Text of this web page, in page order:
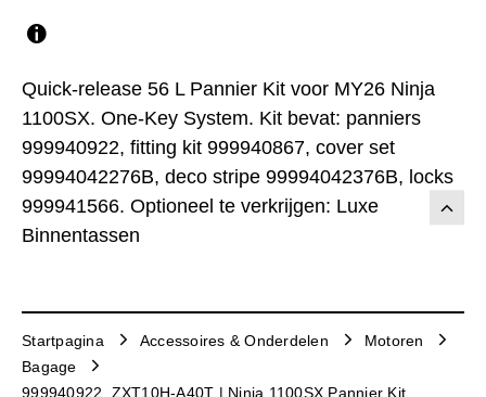
Quick-release 56 L Pannier Kit voor MY26 Ninja
1100SX. One-Key System. Kit bevat: panniers
999940922, fitting kit 999940867, cover set
99994042276B, deco stripe 99994042376B, locks
999941566. Optioneel te verkrijgen: Luxe
Binnentassen
Startpagina Accessoires & Onderdelen
Motoren
Bagage
999940922_ZXT10H-A40T | Ninja 1100SX Pannier Kit